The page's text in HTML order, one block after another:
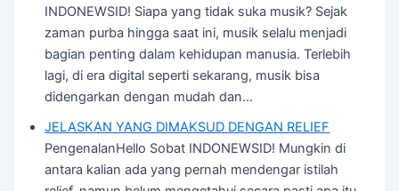
INDONEWSID! Siapa yang tidak suka musik? Sejak
zaman purba hingga saat ini, musik selalu menjadi
bagian penting dalam kehidupan manusia. Terlebih
lagi, di era digital seperti sekarang, musik bisa
didengarkan dengan mudah dan…
JELASKAN YANG DIMAKSUD DENGAN RELIEF
PengenalanHello Sobat INDONEWSID! Mungkin di
antara kalian ada yang pernah mendengar istilah